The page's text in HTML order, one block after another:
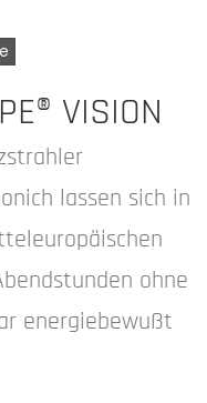
VISION
lassen sich in
ohne
energiebewußt